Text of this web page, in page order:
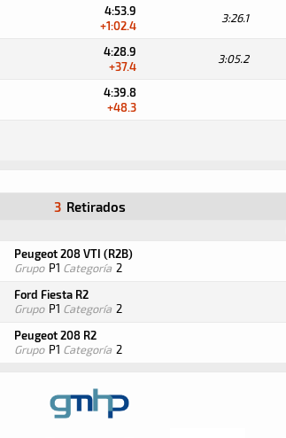
4:53.9
+1:02.4
3:26.1
4:28.9
+37.4
3:05.2
4:39.8
+48.3
3 Retirados
Peugeot 208 VTI (R2B)
Grupo P1 Categoría 2
Ford Fiesta R2
Grupo P1 Categoría 2
Peugeot 208 R2
Grupo P1 Categoría 2